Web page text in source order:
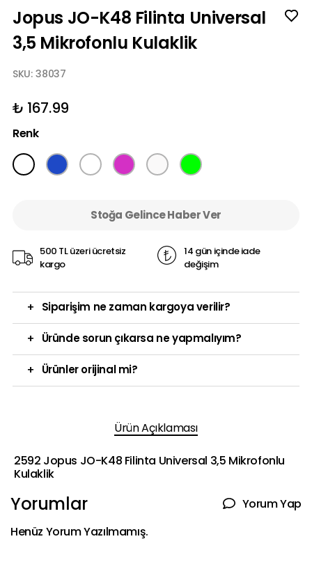
Jopus JO-K48 Filinta Universal
3,5 Mikrofonlu Kulaklik
SKU: 38037
₺ 167.99
Renk
Stoğa Gelince Haber Ver
500 TL üzeri ücretsiz
kargo
14 gün içinde iade
değişim
+ Siparişim ne zaman kargoya verilir?
+ Üründe sorun çıkarsa ne yapmalıyım?
+ Ürünler orijinal mi?
Ürün Açıklaması
2592 Jopus JO-K48 Filinta Universal 3,5 Mikrofonlu
Kulaklik
Yorumlar
Yorum Yap
Henüz Yorum Yazılmamış.